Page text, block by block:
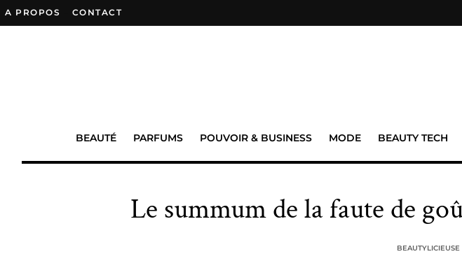
A PROPOS CONTACT
BEAUTÉ PARFUMS POUVOIR & BUSINESS MODE BEAUTY TECH
Le summum de la faute de
BEAUTYLICIEUSE